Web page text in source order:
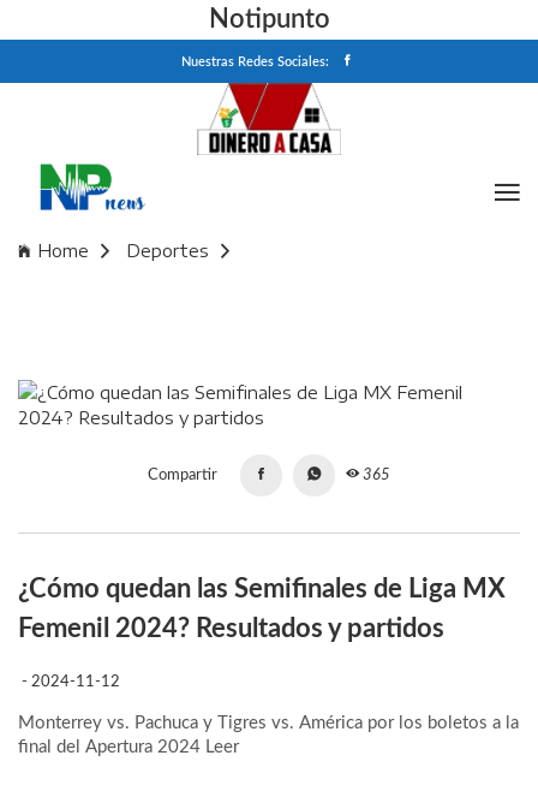
Notipunto
Nuestras Redes Sociales:
Home
Deportes
Compartir 365
¿Cómo quedan las Semifinales de Liga MX
Femenil 2024? Resultados y partidos
- 2024-11-12
Monterrey vs. Pachuca y Tigres vs. América por los boletos a la
final del Apertura 2024 Leer